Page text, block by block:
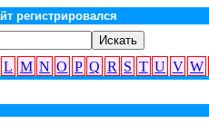
регистрировался
L M N O P Q R S T U V W